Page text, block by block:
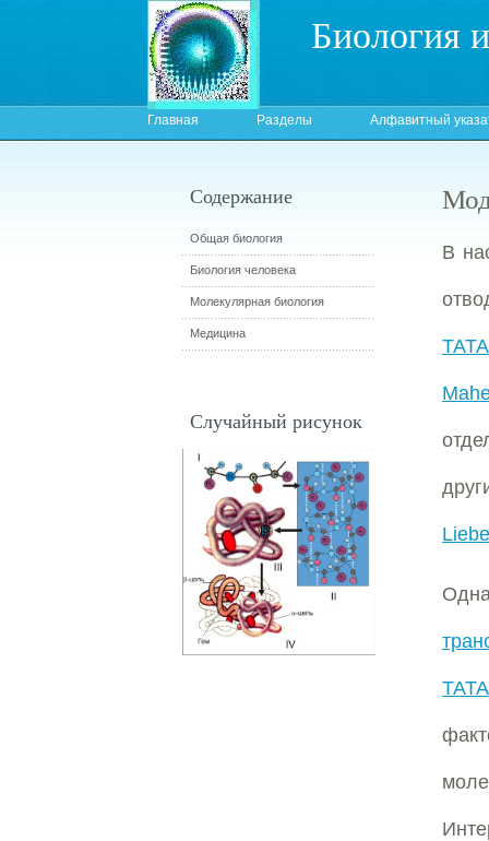
Биология
Главная Разделы Алфавитный
В
Содержание
Общая биология
Биология человека
Молекулярная биология
Медицина
Случайный рисунок